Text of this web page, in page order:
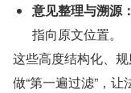
意见整理与溯源：
指向原文位置。
这些高度结构化、
做“第一遍过滤”，